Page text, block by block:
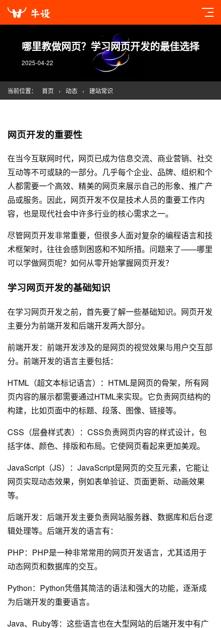
哪里教做网页？学习网页开发的最佳选择
2025-04-22
当前位置： 首页 › 动态 › 建站常识
网页开发的重要性
在当今互联网时代，网页已成为信息交流、商业营销、社交
互动等不可或缺的一部分。几乎每个企业、品牌、组织和个
人都需要一个高效、精美的网页来展示自己的形象、推广产
品或服务。因此，网页开发不仅是技术人员的重要工作内
容，也是现代社会中许多行业的核心需求之一。
尽管网页开发非常重要，但很多人面对复杂的编程语言和技
术框架时，往往会感到困惑和不知所措。问题来了——哪里
可以学做网页呢？如何从零开始掌握网页开发？
学习网页开发的基础知识
在学习网页开发之前，首先要了解一些基础知识。网页开发
主要分为前端开发和后端开发两大部分。
前端开发：前端开发涉及的是网页的视觉效果与用户交互部
分。前端开发的语言主要包括：
HTML（超文本标记语言）：HTML是网页的骨架，所有网
页内容的展示都需要通过HTML来实现。它负责网页结构的
构建，比如页面中的标题、段落、图像、链接等。
CSS（层叠样式表）：CSS负责网页内容的样式设计，包
括字体、颜色、排版和布局。它使网页看起来更加美观。
JavaScript（JS）：JavaScript是网页的交互元素，它能让
网页实现动态效果，例如表单验证、页面更新、动画效果
等。
后端开发：后端开发主要负责网站服务器、数据库和后台逻
辑处理等。后端开发的语言有：
PHP：PHP是一种非常常用的网页开发语言，尤其适用于
动态网页和数据库的交互。
Python：Python凭借其简洁的语法和强大的功能，逐渐成
为后端开发的重要语言。
Java、Ruby等：这些语言也在大型网站的后端开发中有广